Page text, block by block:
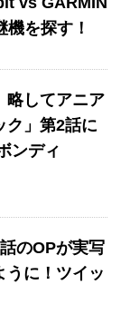
を探す！
略してアニア
ク」第2話に
ンディ
のOPが実写
うに！ツイッ